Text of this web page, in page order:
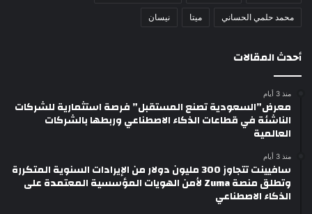
محمد حلمي الحساني ميتا نيسان
أحدث المقالات
منذ 3 أيام
معرض”السعودية تصنع المستقبل” فرصة استثمارية للشركات
الناشئة في قطاعات الذكاء الاصطناعي وربطها بالشركات
العالمية
منذ 3 أيام
سافيينت تتجاوز 300 مليون دولار من الإيرادات السنوية المتكررة
وتطلق منصة Zuma لأمن الهويات المؤسسية المعتمدة على
الذكاء الاصطناعي